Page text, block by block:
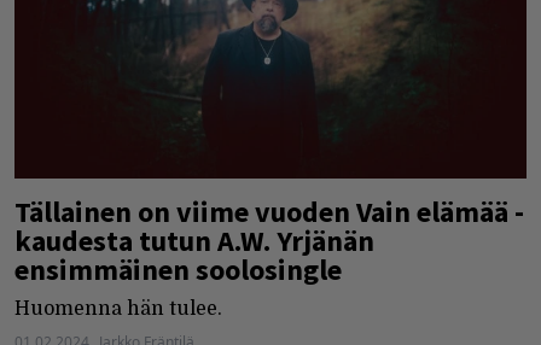
Tällainen on viime vuoden Vain elämää -
kaudesta tutun A.W. Yrjänän
ensimmäinen soolosingle
Huomenna hän tulee.